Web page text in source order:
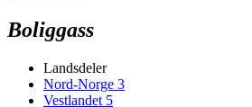
Boliggass
Landsdeler
Nord-Norge 3
Vestlandet 5